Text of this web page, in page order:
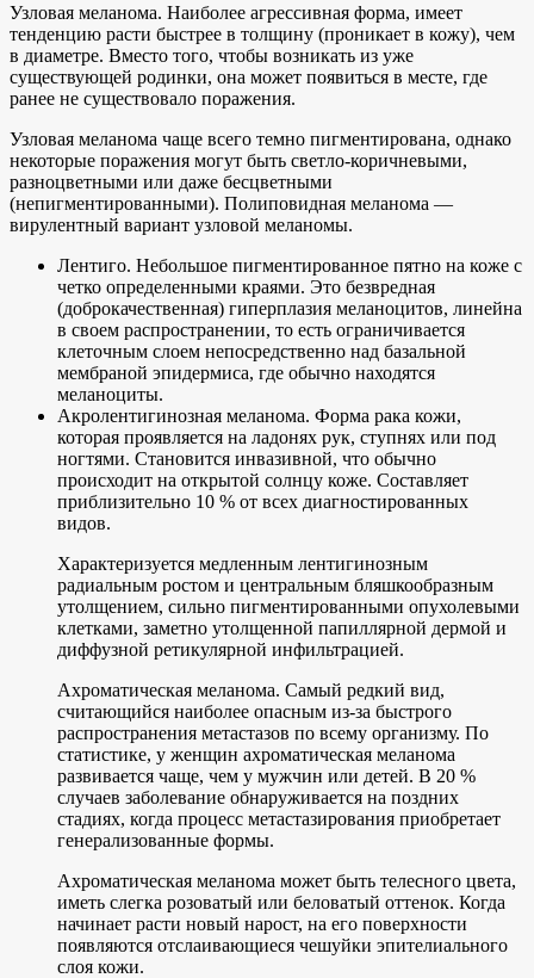
Узловая меланома. Наиболее агрессивная форма, имеет
тенденцию расти быстрее в толщину (проникает в кожу), чем
в диаметре. Вместо того, чтобы возникать из уже
существующей родинки, она может появиться в месте, где
ранее не существовало поражения.
Узловая меланома чаще всего темно пигментирована, однако
некоторые поражения могут быть светло-коричневыми,
разноцветными или даже бесцветными
(непигментированными). Полиповидная меланома —
вирулентный вариант узловой меланомы.
Лентиго. Небольшое пигментированное пятно на коже с
четко определенными краями. Это безвредная
(доброкачественная) гиперплазия меланоцитов, линейна
в своем распространении, то есть ограничивается
клеточным слоем непосредственно над базальной
мембраной эпидермиса, где обычно находятся
меланоциты.
Акролентигинозная меланома. Форма рака кожи,
которая проявляется на ладонях рук, ступнях или под
ногтями. Становится инвазивной, что обычно
происходит на открытой солнцу коже. Составляет
приблизительно 10 % от всех диагностированных
видов.
Характеризуется медленным лентигинозным
радиальным ростом и центральным бляшкообразным
утолщением, сильно пигментированными опухолевыми
клетками, заметно утолщенной папиллярной дермой и
диффузной ретикулярной инфильтрацией.
Ахроматическая меланома. Самый редкий вид,
считающийся наиболее опасным из-за быстрого
распространения метастазов по всему организму. По
статистике, у женщин ахроматическая меланома
развивается чаще, чем у мужчин или детей. В 20 %
случаев заболевание обнаруживается на поздних
стадиях, когда процесс метастазирования приобретает
генерализованные формы.
Ахроматическая меланома может быть телесного цвета,
иметь слегка розоватый или беловатый оттенок. Когда
начинает расти новый нарост, на его поверхности
появляются отслаивающиеся чешуйки эпителиального
слоя кожи.